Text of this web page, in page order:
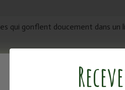
qui gonflent doucement dans